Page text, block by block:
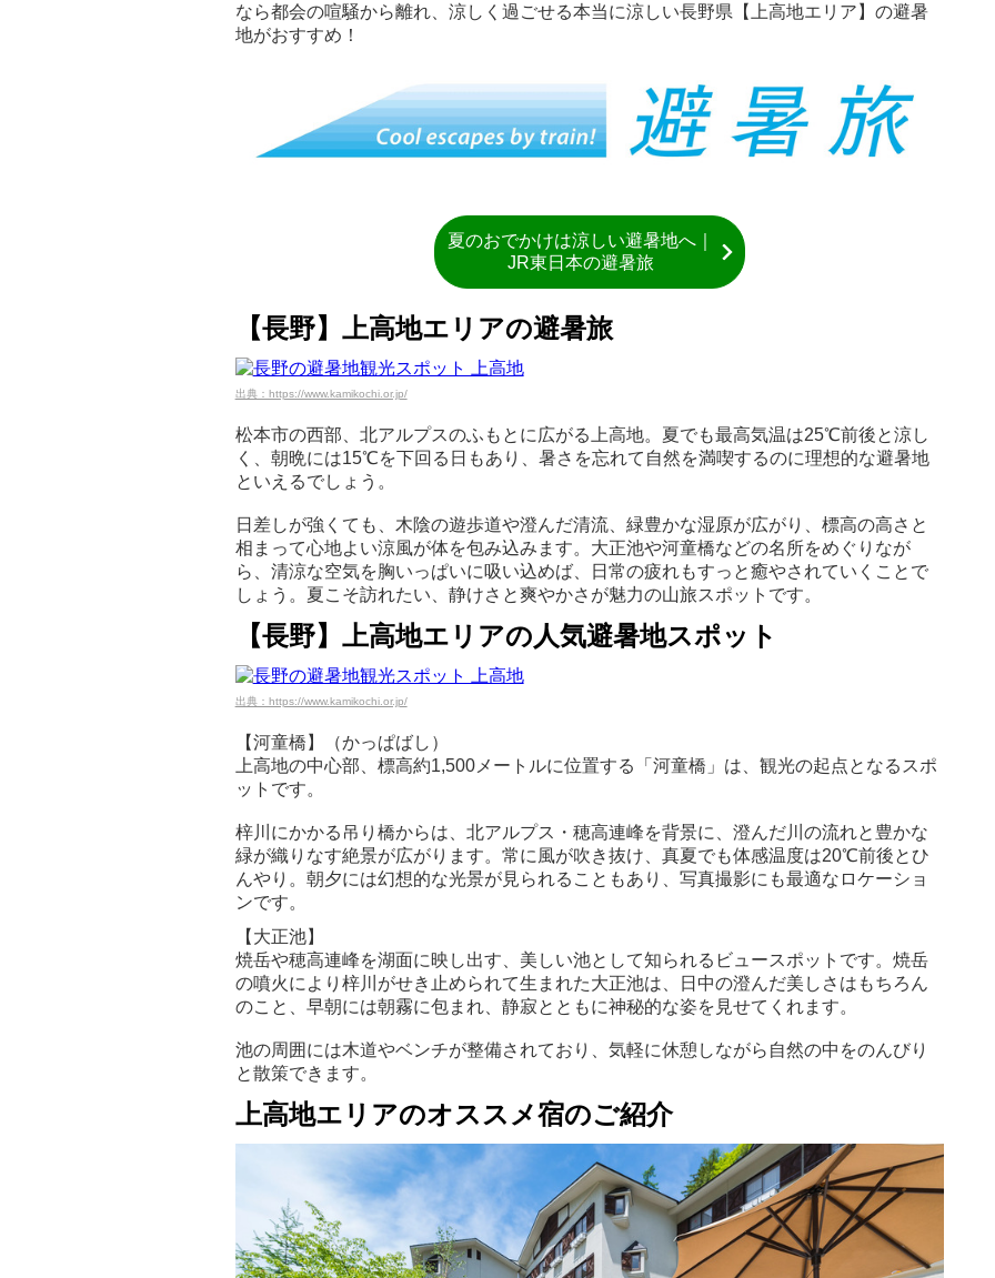
なら都会の喧騒から離れ、涼しく過ごせる本当に涼しい長野県【上高地エリア】の避暑
地がおすすめ！
夏のおでかけは涼しい避暑地へ｜
JR東日本の避暑旅
【長野】上高地エリアの避暑旅
出典：https://www.kamikochi.or.jp/
松本市の西部、北アルプスのふもとに広がる上高地。夏でも最高気温は25℃前後と涼し
く、朝晩には15℃を下回る日もあり、暑さを忘れて自然を満喫するのに理想的な避暑地
といえるでしょう。
日差しが強くても、木陰の遊歩道や澄んだ清流、緑豊かな湿原が広がり、標高の高さと
相まって心地よい涼風が体を包み込みます。大正池や河童橋などの名所をめぐりなが
ら、清涼な空気を胸いっぱいに吸い込めば、日常の疲れもすっと癒やされていくことで
しょう。夏こそ訪れたい、静けさと爽やかさが魅力の山旅スポットです。
【長野】上高地エリアの人気避暑地スポット
出典：https://www.kamikochi.or.jp/
【河童橋】（かっぱばし）
上高地の中心部、標高約1,500メートルに位置する「河童橋」は、観光の起点となるスポ
ットです。
梓川にかかる吊り橋からは、北アルプス・穂高連峰を背景に、澄んだ川の流れと豊かな
緑が織りなす絶景が広がります。常に風が吹き抜け、真夏でも体感温度は20℃前後とひ
んやり。朝夕には幻想的な光景が見られることもあり、写真撮影にも最適なロケーショ
ンです。
【大正池】
焼岳や穂高連峰を湖面に映し出す、美しい池として知られるビュースポットです。焼岳
の噴火により梓川がせき止められて生まれた大正池は、日中の澄んだ美しさはもちろん
のこと、早朝には朝霧に包まれ、静寂とともに神秘的な姿を見せてくれます。
池の周囲には木道やベンチが整備されており、気軽に休憩しながら自然の中をのんびり
と散策できます。
上高地エリアのオススメ宿のご紹介